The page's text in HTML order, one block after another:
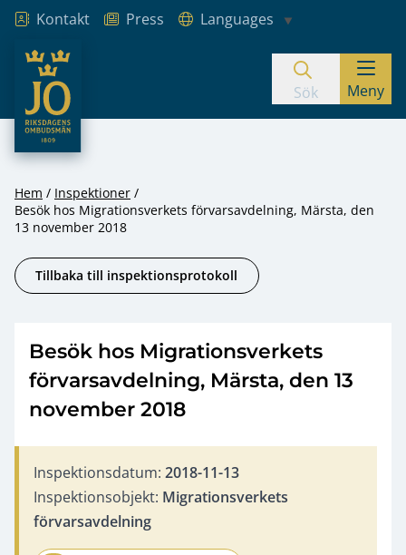
Hoppa till innehåll
Kontakt Press
Languages
JO – Riksdagens Ombudsmän
Sök Meny
Hem
Inspektioner
Besök hos Migrationsverkets förvarsavdelning, Märsta, den
13 november 2018
Tillbaka till inspektionsprotokoll
Besök hos Migrationsverkets
förvarsavdelning, Märsta, den 13
november 2018
Inspektionsdatum: 2018-11-13
Inspektionsobjekt: Migrationsverkets
förvarsavdelning